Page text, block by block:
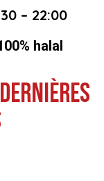
– 22:00
halal